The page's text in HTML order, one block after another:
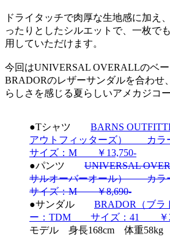
ドライタッチで肉厚な生地感に加え
ったりとしたシルエットで、一枚で
用していただけます。
今回はUNIVERSAL OVERALLのベ
BRADORのレザーサンダルを合わせ
らしさを感じる夏らしいアメカジコ
●Tシャツ BARNS
アウトフィッターズ） カ
サイズ：M ￥13,750-
●パンツ UNIVERSAL
サルオーバーオール） カ
サイズ：M ￥8,690-
●サンダル BRADOR（ブ
ー：TDM サイズ：41 ￥
モデル 身長168cm 体重58kg